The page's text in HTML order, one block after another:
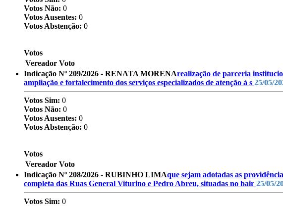
Votos Não: 0
Votos Ausentes: 0
Votos Abstenção: 0
Votos
Vereador Voto
Indicação Nº 209/2026 - RENATA MORENArealização de parceria
ampliação e fortalecimento dos serviços especializados de atenção à s 25/05/
Votos Sim: 0
Votos Não: 0
Votos Ausentes: 0
Votos Abstenção: 0
Votos
Vereador Voto
Indicação Nº 208/2026 - RUBINHO LIMAque sejam adotadas as
completa das Ruas General Viturino e Pedro Abreu, situadas no bair 25/05/
Votos Sim: 0